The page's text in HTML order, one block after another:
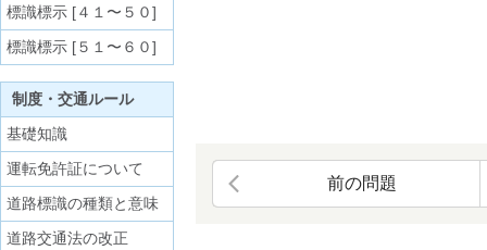
前の問題
標識標示 [４１〜５０]
標識標示 [５１〜６０]
制度・交通ルール
基礎知識
運転免許証について
道路標識の種類と意味
道路交通法の改正